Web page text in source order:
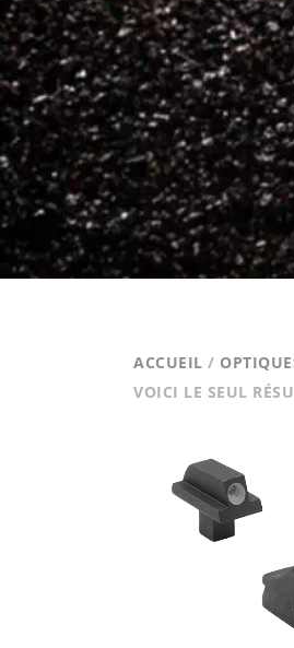
ACCUEIL /
VOICI LE SEUL